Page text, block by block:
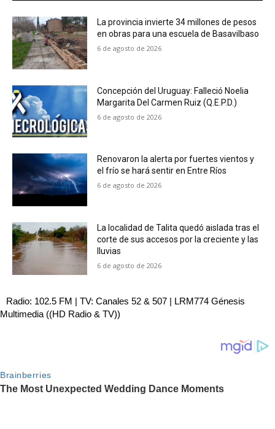
La provincia invierte 34 millones de pesos
en obras para una escuela de Basavilbaso
6 de agosto de 2026
Concepción del Uruguay: Falleció Noelia
Margarita Del Carmen Ruiz (Q.E.P.D.)
6 de agosto de 2026
Renovaron la alerta por fuertes vientos y
el frío se hará sentir en Entre Ríos
6 de agosto de 2026
La localidad de Talita quedó aislada tras el
corte de sus accesos por la creciente y las
lluvias
6 de agosto de 2026
Radio: 102.5 FM | TV: Canales 52 & 507 | LRM774 Génesis
Multimedia ((HD Radio & TV))